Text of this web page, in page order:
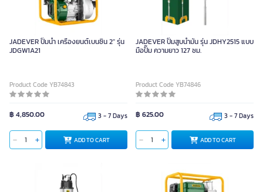
JADEVER ปั๊มน้ำ เครื่องยนต์เบนซิน 2" รุ่น
JDGW1A21
Product Code YB74843
฿ 4,850.00 3 - 7 Days
ADD TO CART
JADEVER ปั๊มสูบน้ำมัน รุ่น JDHY2515 แบบ
มือปั๊ม ความยาว 127 ซม.
Product Code YB74846
฿ 625.00 3 - 7 Days
ADD TO CART